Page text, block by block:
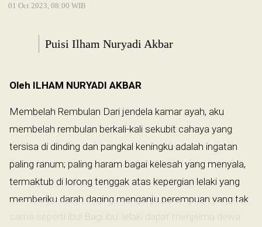
01 Oct 2023, 08:00 WIB
Puisi Ilham Nuryadi Akbar
Oleh ILHAM NURYADI AKBAR
Membelah Rembulan Dari jendela kamar ayah, aku
membelah rembulan berkali-kali sekubit cahaya yang
tersisa di dinding dan pangkal keningku adalah ingatan
paling ranum; paling haram bagai kelesah yang menyala,
termaktub di lorong tenggak atas kepergian lelaki yang
memberiku darah daging menganju perempuan yang tak
sama seperti ibu! Bagi ibu: lelaki dapat menjelma dewa